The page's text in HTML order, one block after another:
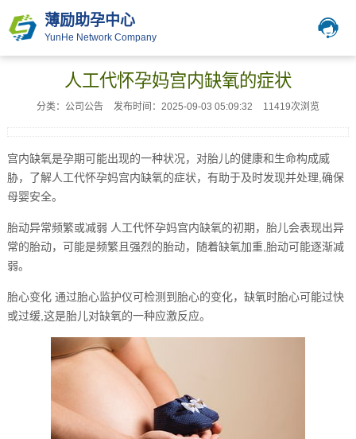
薄励助孕中心
YunHe Network Company
人工代怀孕妈宫内缺氧的症状
分类：公司公告 发布时间：2025-09-03 05:09:32 11419次浏览
宫内缺氧是孕期可能出现的一种状况，对胎儿的健康和生命构成威
胁，了解人工代怀孕妈宫内缺氧的症状，有助于及时发现并处理,确保
母婴安全。
胎动异常频繁或减弱 人工代怀孕妈宫内缺氧的初期，胎儿会表现出异
常的胎动，可能是频繁且强烈的胎动，随着缺氧加重,胎动可能逐渐减
弱。
胎心变化 通过胎心监护仪可检测到胎心的变化，缺氧时胎心可能过快
或过缓,这是胎儿对缺氧的一种应激反应。